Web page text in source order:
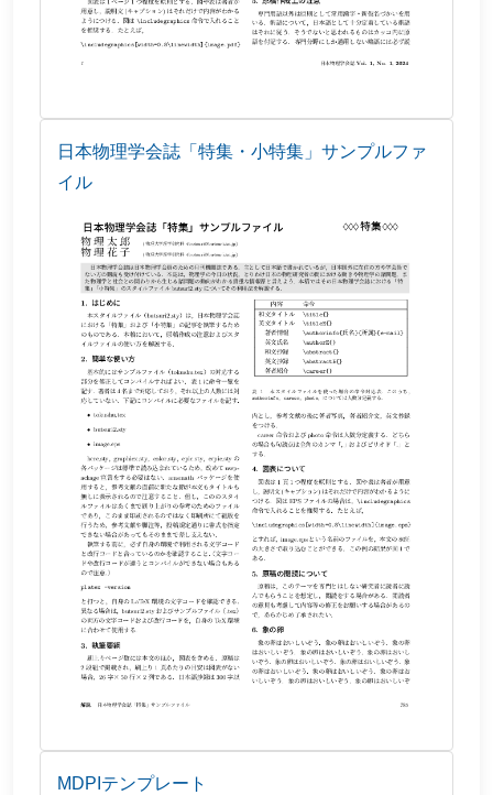
日本物理学会誌「特集・小特集」サンプルファ
イル
MDPIテンプレート